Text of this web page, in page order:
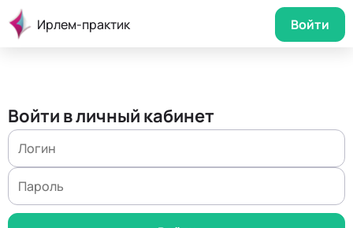
Ирлем-практик Войти
Войти в личный кабинет